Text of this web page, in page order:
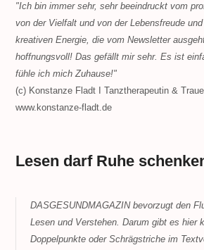
"Ich bin immer sehr, sehr beeindruckt vom
von der Vielfalt und von der Lebensfreude
kreativen Energie, die vom Newsletter
hoffnungsvoll! Das gefällt mir sehr. Es ist
fühle ich mich Zuhause!"
(c) Konstanze Fladt I Tanztherapeutin &
www.konstanze-fladt.de
Lesen darf Ruhe
DASGESUNDMAGAZIN bevorzugt den
Lesen und Verstehen. Darum gibt es hier
Doppelpunkte oder Schrägstriche im